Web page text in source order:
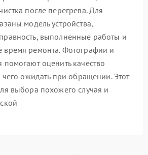
после перегрева. Для
модель устройства,
выполненные работы и
время ремонта. Фотографии и
помогают оценить качество
чего ожидать при обращении. Этот
выбора похожего случая и